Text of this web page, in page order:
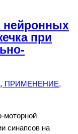
нейронных
при
ПРИМЕНЕНИЕ,
моторной
синапсов на